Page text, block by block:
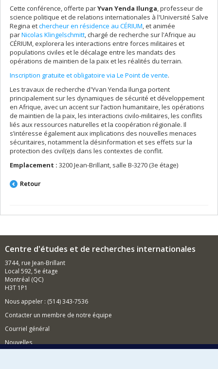
Cette conférence, offerte parYvan Yenda Ilunga, professeur de
science politique et de relations internationales à l'Université Salve
Regina etchercheur en résidence au CÉRIUM, et animée
parNicolas Klingelschmitt, chargé de recherche sur l'Afrique au
CÉRIUM, explorera les interactions entre forces militaires et
populations civiles et le décalage entre les mandats des
opérations de maintien de la paix et les réalités du terrain.
Inscription gratuite et obligatoire via Le Point de vente.
Les travaux de recherche d'Yvan Yenda Ilunga portent
principalement sur les dynamiques de sécurité et développement
en Afrique, avec un accent sur l’action humanitaire, les opérations
de maintien de la paix, les interactions civilo-militaires, les conflits
liés aux ressources naturelles et la coopération régionale. Il
s’intéresse également aux implications des nouvelles menaces
sécuritaires, notamment la désinformation et ses effets sur la
protection des civil(e)s dans les contextes de conflit.
Emplacement : 3200 Jean-Brillant, salle B-3270 (3e étage)
Retour
Centre d'études et de recherches internationales
3744, rue Jean-Brillant
Local 592, 5e étage
Montréal (QC)
H3T 1P1
Nous appeler : (514) 343-7536
Contacter un membre de notre équipe
Courriel général
Nouvelles